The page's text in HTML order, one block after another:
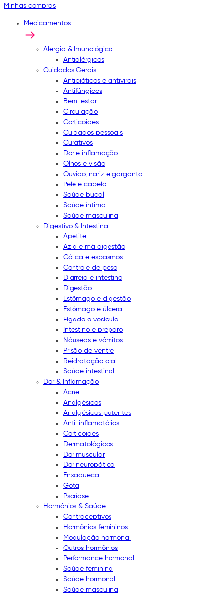
Minhas compras
Medicamentos
Alergia & Imunológico
Antialérgicos
Cuidados Gerais
Antibióticos e antivirais
Antifúngicos
Bem-estar
Circulação
Corticoides
Cuidados pessoais
Curativos
Dor e inflamação
Olhos e visão
Ouvido, nariz e garganta
Pele e cabelo
Saúde bucal
Saúde íntima
Saúde masculina
Digestivo & Intestinal
Apetite
Azia e má digestão
Cólica e espasmos
Controle de peso
Diarreia e intestino
Digestão
Estômago e digestão
Estômago e úlcera
Fígado e vesícula
Intestino e preparo
Náuseas e vômitos
Prisão de ventre
Reidratação oral
Saúde intestinal
Dor & Inflamação
Acne
Analgésicos
Analgésicos potentes
Anti-inflamatórios
Corticoides
Dermatológicos
Dor muscular
Dor neuropática
Enxaqueca
Gota
Psoríase
Hormônios & Saúde
Contraceptivos
Hormônios femininos
Modulação hormonal
Outros hormônios
Performance hormonal
Saúde feminina
Saúde hormonal
Saúde masculina